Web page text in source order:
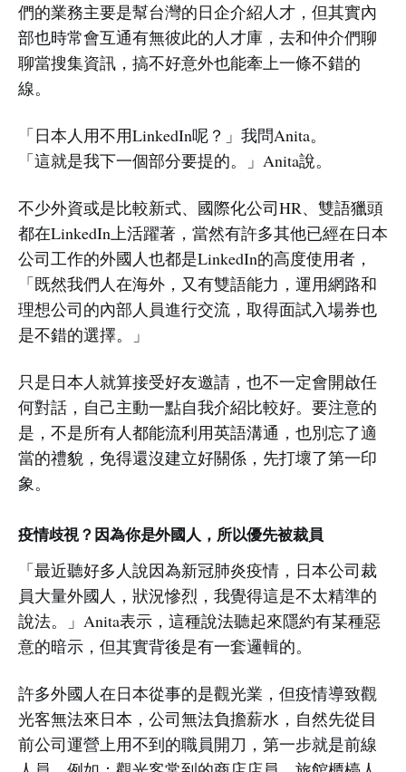
們的業務主要是幫台灣的日企介紹人才，但其實內
部也時常會互通有無彼此的人才庫，去和仲介們聊
聊當搜集資訊，搞不好意外也能牽上一條不錯的
線。
「日本人用不用LinkedIn呢？」我問Anita。
「這就是我下一個部分要提的。」Anita說。
不少外資或是比較新式、國際化公司HR、雙語獵頭
都在LinkedIn上活躍著，當然有許多其他已經在日本
公司工作的外國人也都是LinkedIn的高度使用者，
「既然我們人在海外，又有雙語能力，運用網路和
理想公司的內部人員進行交流，取得面試入場券也
是不錯的選擇。」
只是日本人就算接受好友邀請，也不一定會開啟任
何對話，自己主動一點自我介紹比較好。要注意的
是，不是所有人都能流利用英語溝通，也別忘了適
當的禮貌，免得還沒建立好關係，先打壞了第一印
象。
疫情歧視？因為你是外國人，所以優先被裁員
「最近聽好多人說因為新冠肺炎疫情，日本公司裁
員大量外國人，狀況慘烈，我覺得這是不太精準的
說法。」Anita表示，這種說法聽起來隱約有某種惡
意的暗示，但其實背後是有一套邏輯的。
許多外國人在日本從事的是觀光業，但疫情導致觀
光客無法來日本，公司無法負擔薪水，自然先從目
前公司運營上用不到的職員開刀，第一步就是前線